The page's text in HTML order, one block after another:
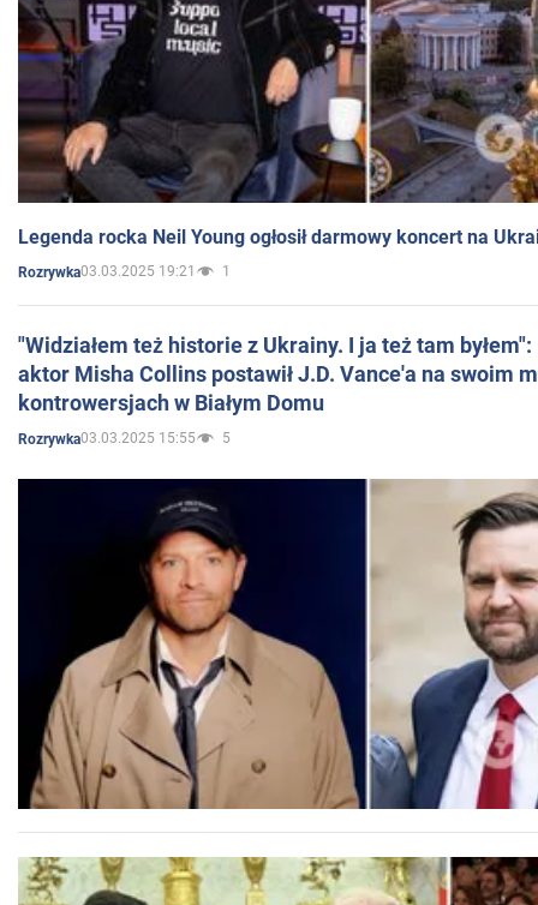
Legenda rocka Neil Young ogłosił darmowy koncert na
Rozrywka03.03.2025 19:21 1
"Widziałem też historie z Ukrainy. I ja też tam
aktor Misha Collins postawił J.D. Vance'a na swoim
kontrowersjach w Białym Domu
Rozrywka03.03.2025 15:55 5